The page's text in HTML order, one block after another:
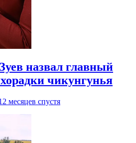
назвал главный
чикунгунья
месяцев спустя